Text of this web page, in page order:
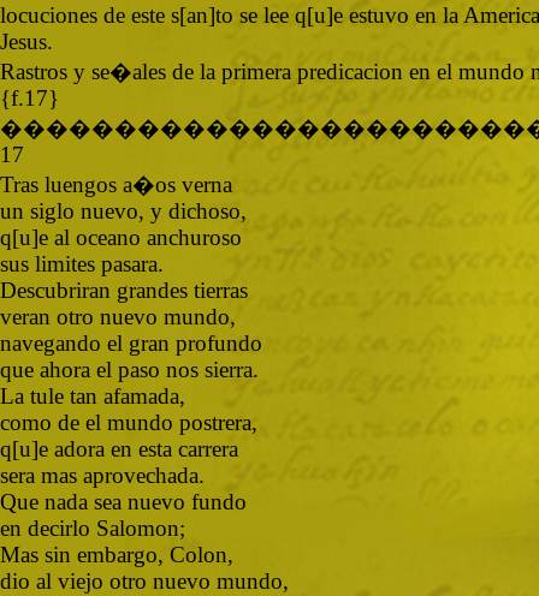
locuciones de este s[an]to se lee q[u]e estuvo en la
Jesus.
Rastros y se�ales de la primera predicacion en el mundo
{f.17}
17
Tras luengos a�os verna
un siglo nuevo, y dichoso,
q[u]e al oceano anchuroso
sus limites pasara.
Descubriran grandes tierras
veran otro nuevo mundo,
navegando el gran profundo
que ahora el paso nos sierra.
La tule tan afamada,
como de el mundo postrera,
q[u]e adora en esta carrera
sera mas aprovechada.
Que nada sea nuevo fundo
en decirlo Salomon;
Mas sin embargo, Colon,
dio al viejo otro nuevo mundo,